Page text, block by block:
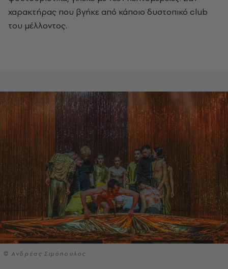
χαρακτήρας που βγήκε από κάποιο δυστοπικό club
του μέλλοντος.
© Ανδρέας Σιμόπουλος